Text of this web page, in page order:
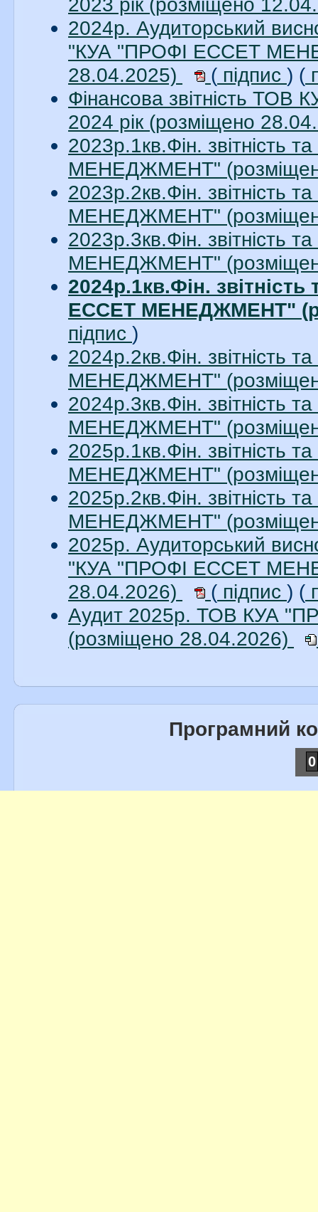
2023 рік (розміщено
2024р. Аудиторський
"КУА "ПРОФІ ЕССЕТ
28.04.2025)
( підпис ) (
Фінансова звітність
2024 рік (розміщено
2023р.1кв.Фін.
МЕНЕДЖМЕНТ"
2023р.2кв.Фін.
МЕНЕДЖМЕНТ"
2023р.3кв.Фін.
МЕНЕДЖМЕНТ"
2024р.1кв.Фін.
ЕССЕТ МЕНЕДЖМЕНТ"
підпис )
2024р.2кв.Фін.
МЕНЕДЖМЕНТ"
2024р.3кв.Фін.
МЕНЕДЖМЕНТ"
2025р.1кв.Фін.
МЕНЕДЖМЕНТ"
2025р.2кв.Фін.
МЕНЕДЖМЕНТ"
2025р. Аудиторський
"КУА "ПРОФІ ЕССЕТ
28.04.2026)
( підпис ) (
Аудит 2025р. ТОВ КУА
(розміщено 28.04.2026)
Програмний
0